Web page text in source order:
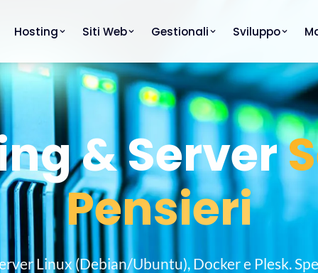
Hosting Siti Web Gestionali Sviluppo
& Server
Pensieri
Linux (Debian/Ubuntu), Docker e Plesk.